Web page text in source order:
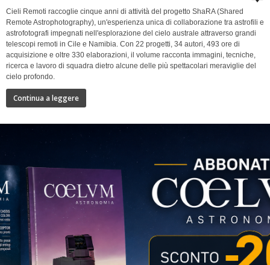
Cieli Remoti raccoglie cinque anni di attività del progetto ShaRA (Shared
Remote Astrophotography), un'esperienza unica di collaborazione tra astrofili e
astrofotografi impegnati nell'esplorazione del cielo australe attraverso grandi
telescopi remoti in Cile e Namibia. Con 22 progetti, 34 autori, 493 ore di
acquisizione e oltre 330 elaborazioni, il volume racconta immagini, tecniche,
ricerca e lavoro di squadra dietro alcune delle più spettacolari meraviglie del
cielo profondo.
Continua a leggere